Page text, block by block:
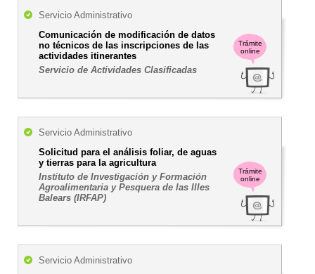
Trámite
online
Servicio Administrativo
Comunicación de modificación de datos
no técnicos de las inscripciones de las
actividades itinerantes
Servicio de Actividades Clasificadas
Trámite
online
Servicio Administrativo
Solicitud para el análisis foliar, de aguas
y tierras para la agricultura
Instituto de Investigación y Formación
Agroalimentaria y Pesquera de las Illes
Balears (IRFAP)
Servicio Administrativo